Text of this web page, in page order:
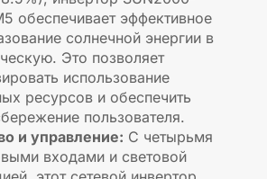
обеспечивает эффективное
солнечной энергии в
Это позволяет
использование
ресурсов и обеспечить
пользователя.
и управление: С четырьмя
входами и световой